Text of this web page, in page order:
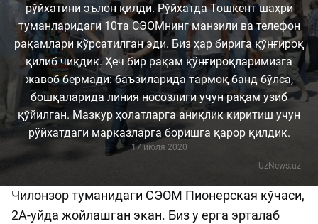
рўйхатини эълон қилди. Рўйхатда Тошкент шаҳри
туманларидаги 10та СЭОМнинг манзили ва телефон
рақамлари кўрсатилган эди. Биз ҳар бирига қўнғироқ
қилиб чиқдик. Ҳеч бир рақам қўнғироқларимизга
жавоб бермади: баъзиларида тармоқ банд бўлса,
бошқаларида линия носозлиги учун рақам узиб
қўйилган. Мазкур ҳолатларга аниқлик киритиш учун
рўйхатдаги марказларга боришга қарор қилдик.
17 июля 2020
UzNews.uz
Чилонзор туманидаги СЭОМ Пионерская кўчаси,
2A-уйда жойлашган экан. Биз у ерга эрталаб